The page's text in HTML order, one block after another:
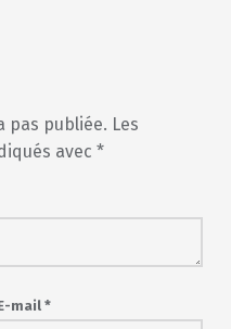
pas publiée. Les
avec *
mail *